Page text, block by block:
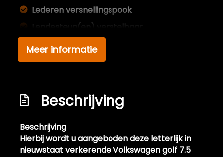
Lederen versnellingspook
Lendesteun(en) verstelbaar
Microvezel bekleding
Middenarmsteun voor
Stuur leder
Stuur verstelbaar
Stuurbekrachtiging snelheidsafhankelijk
Velours bekleding
Meer informatie
Beschrijving
Beschrijving
Hierbij wordt u aangeboden deze letterlijk in
nieuwstaat verkerende Volkswagen golf 7.5